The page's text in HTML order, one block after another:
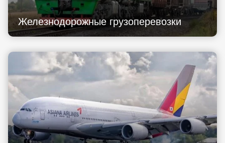
Железнодорожные грузоперевозки